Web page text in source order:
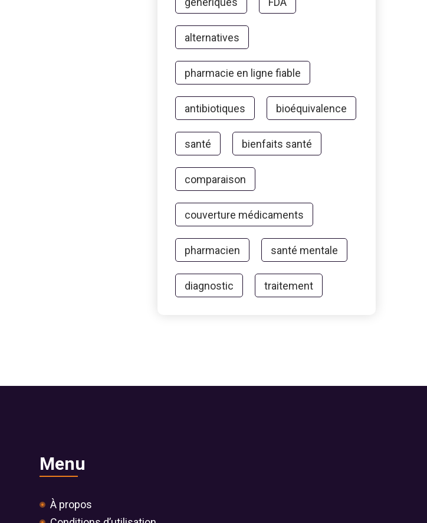
alternatives
pharmacie en ligne fiable
antibiotiques bioéquivalence
santé bienfaits santé
comparaison
couverture médicaments
pharmacien santé mentale
diagnostic traitement
Menu
À propos